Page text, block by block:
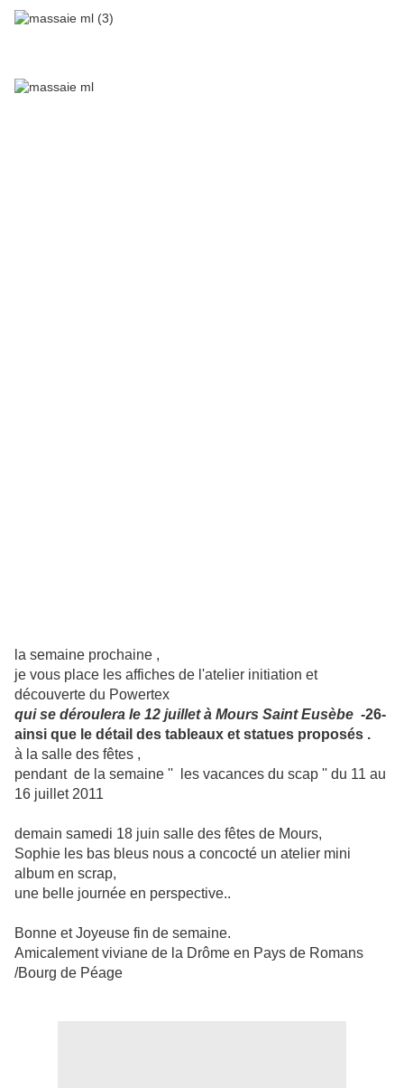
la semaine prochaine ,
je vous place les affiches de l'atelier initiation et
découverte du Powertex
qui se déroulera le 12 juillet à Mours Saint Eusèbe -26-
ainsi que le détail des tableaux et statues proposés .
à la salle des fêtes ,
pendant de la semaine '' les vacances du scap '' du 11 au
16 juillet 2011
demain samedi 18 juin salle des fêtes de Mours,
Sophie les bas bleus nous a concocté un atelier mini
album en scrap,
une belle journée en perspective..
Bonne et Joyeuse fin de semaine.
Amicalement viviane de la Drôme en Pays de Romans
/Bourg de Péage